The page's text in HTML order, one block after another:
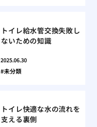
トイレ給水管交換失敗し
ないための知識
2025.06.30
未分類
トイレ快適な水の流れを
支える裏側